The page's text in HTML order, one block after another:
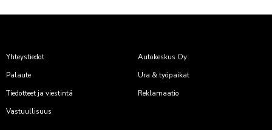
Yhteystiedot
Autokeskus Oy
Palaute
Ura & työpaikat
Tiedotteet ja viestintä
Reklamaatio
Vastuullisuus